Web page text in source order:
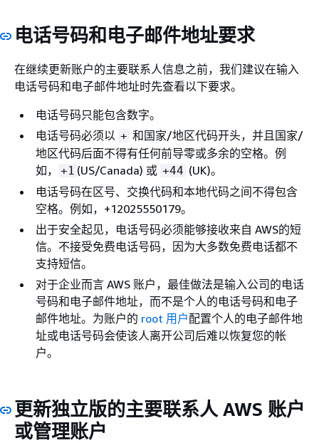
电话号码和电子邮件地址要求
在继续更新账户的主要联系人信息之前，我们建议在输入
电话号码和电子邮件地址时先查看以下要求。
电话号码只能包含数字。
电话号码必须以 + 和国家/地区代码开头，并且国家/
地区代码后面不得有任何前导零或多余的空格。例
如，
+1 (US/Canada) 或 +44 (UK)。
电话号码在区号、交换代码和本地代码之间不得包含
空格。例如，+12025550179。
出于安全起见，电话号码必须能够接收来自 AWS的短
信。不接受免费电话号码，因为大多数免费电话都不
支持短信。
对于企业而言 AWS 账户，最佳做法是输入公司的电话
号码和电子邮件地址，而不是个人的电话号码和电子
邮件地址。为账户的 root 用户配置个人的电子邮件地
址或电话号码会使该人离开公司后难以恢复您的帐
户。
更新独立版的主要联系人 AWS 账户
或管理账户